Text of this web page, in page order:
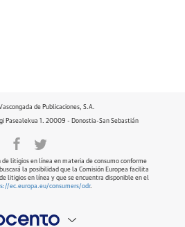
de Publicaciones, S.A.
Pasealekua 1. 20009 - Donostia-San Sebastián
de litigios en línea en materia de consumo conforme
la posibilidad que la Comisión Europea facilita
litigios en línea y que se encuentra disponible en el
ec.europa.eu/consumers/odr.